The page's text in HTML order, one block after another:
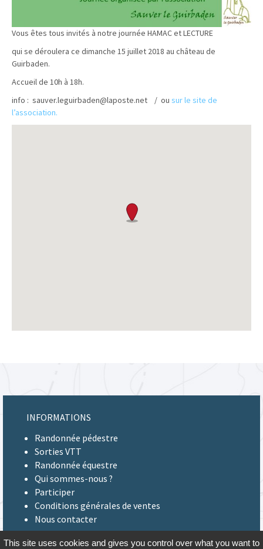
Vous êtes tous invités à notre journée HAMAC et LECTURE
qui se déroulera ce dimanche 15 juillet 2018 au château de
Guirbaden.
Accueil de 10h à 18h.
info : sauver.leguirbaden@laposte.net / ou sur le site de
l’association.
INFORMATIONS
Randonnée pédestre
Sorties VTT
Randonnée équestre
Qui sommes-nous ?
Participer
Conditions générales de ventes
Nous contacter
This site uses cookies and gives you control over what you want to